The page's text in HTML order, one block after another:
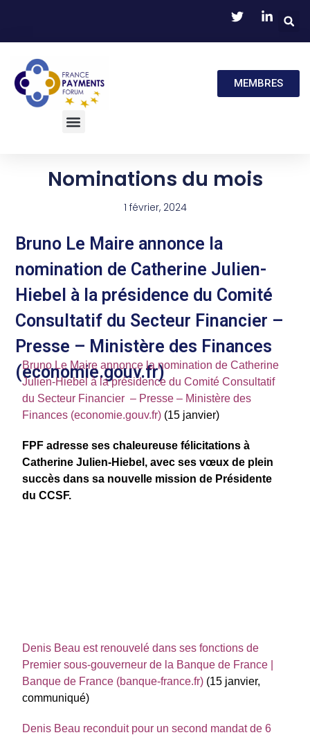
MEMBRES
Nominations du mois
1 février, 2024
Bruno Le Maire annonce la
nomination de Catherine Julien-
Hiebel à la présidence du Comité
Consultatif du Secteur Financier –
Presse – Ministère des Finances
(economie.gouv.fr)
Bruno Le Maire annonce la nomination de Catherine
Julien-Hiebel à la présidence du Comité Consultatif
du Secteur Financier – Presse – Ministère des
Finances (economie.gouv.fr) (15 janvier)
FPF adresse ses chaleureuse félicitations à
Catherine Julien-Hiebel, avec ses vœux de plein
succès dans sa nouvelle mission de Présidente
du CCSF.
Denis Beau est renouvelé dans ses fonctions de
Premier sous-gouverneur de la Banque de France |
Banque de France (banque-france.fr) (15 janvier,
communiqué)
Denis Beau reconduit pour un second mandat de 6